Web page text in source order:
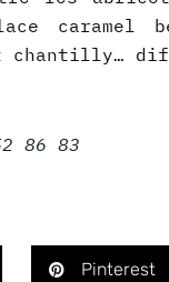
caramel
chantilly…
86 83
Pinterest